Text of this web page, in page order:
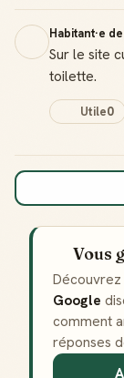
Habitant·e
Sur le site
toilette.
Utile0
Vous
Google
comment
réponses